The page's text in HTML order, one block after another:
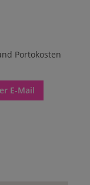
Portokosten
E-Mail